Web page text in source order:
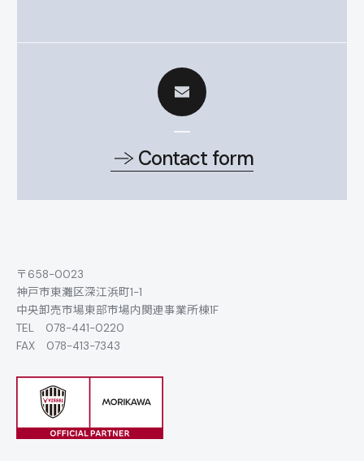
Contact form
〒658-0023
神戸市東灘区深江浜町1-1
中央卸売市場東部市場内関連事業所棟1F
TEL 078-441-0220
FAX 078-413-7343